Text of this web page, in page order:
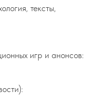
тексты,
игр и анонсов: